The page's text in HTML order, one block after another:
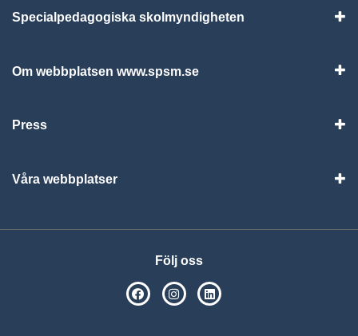
Specialpedagogiska skolmyndigheten
Om webbplatsen www.spsm.se
Press
Våra webbplatser
Följ oss
SPSM på Facebook
SPSM på Instagram